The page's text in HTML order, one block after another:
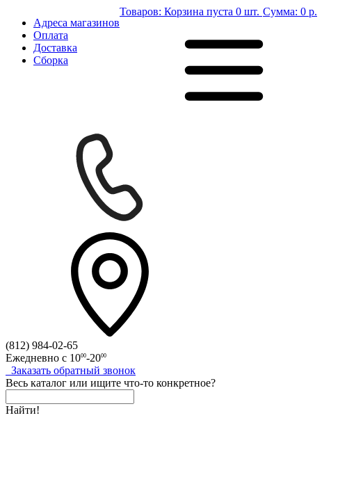
Адреса магазинов
Оплата
Доставка
Сборка
Товаров: Корзина пуста 0 шт. Сумма: 0 р.
(812) 984-02-65
Ежедневно с 1000-2000
Заказать обратный звонок
Весь каталог или ищите что-то конкретное?
Найти!